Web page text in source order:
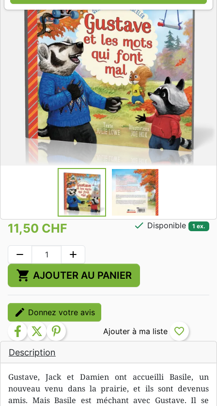
Description
Gustave, Jack et Damien ont accueilli Basile, un
nouveau venu dans la prairie, et ils sont devenus
amis. Mais Basile est méchant avec Gustave. Il se
11,50 CHF check Disponible 1 ex.
remove add
shopping_cart AJOUTER AU PANIER
edit Donnez votre avis
facebook twitter pinterest favorite_border